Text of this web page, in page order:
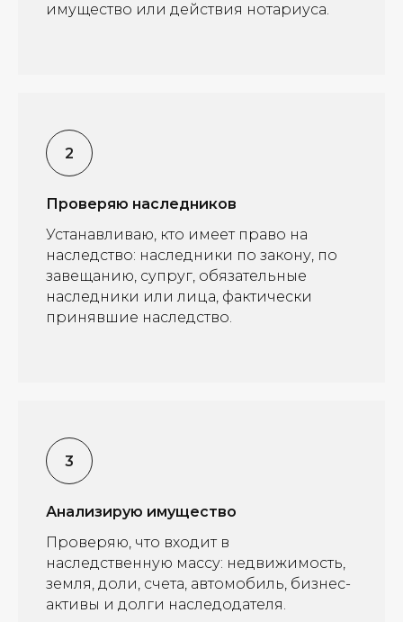
имущество или действия нотариуса.
Проверяю наследников
Устанавливаю, кто имеет право на
наследство: наследники по закону, по
завещанию, супруг, обязательные
наследники или лица, фактически
принявшие наследство.
Анализирую имущество
Проверяю, что входит в
наследственную массу: недвижимость,
земля, доли, счета, автомобиль, бизнес-
активы и долги наследодателя.